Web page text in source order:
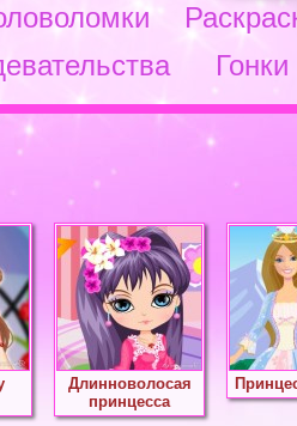
Гонки
Длинноволосая
принцесса